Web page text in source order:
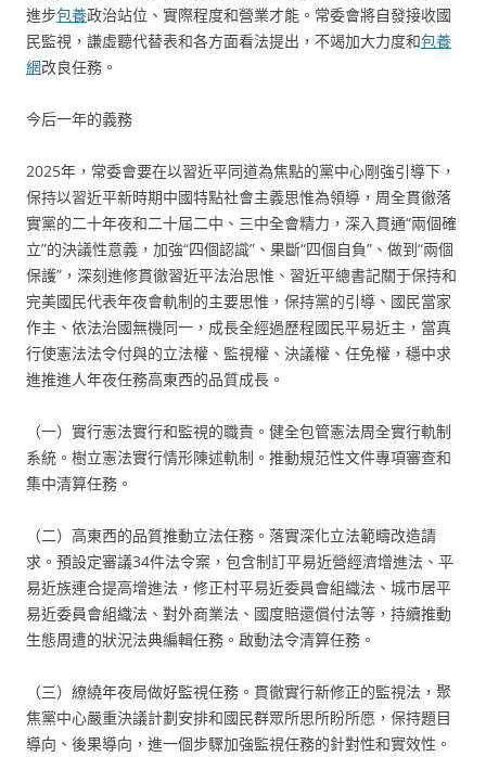
進步包養政治站位、實際程度和營業才能。常委會將自發接收國
民監視，謙虛聽代替表和各方面看法提出，不竭加大力度和包養
網改良任務。
今后一年的義務
2025年，常委會要在以習近平同道為焦點的黨中心剛強引導下，
保持以習近平新時期中國特點社會主義思惟為領導，周全貫徹落
實黨的二十年夜和二十屆二中、三中全會精力，深入貫通“兩個確
立”的決議性意義，加強“四個認識”、果斷“四個自負”、做到“兩個
保護”，深刻進修貫徹習近平法治思惟、習近平總書記關于保持和
完美國民代表年夜會軌制的主要思惟，保持黨的引導、國民當家
作主、依法治國無機同一，成長全經過歷程國民平易近主，當真
行使憲法法令付與的立法權、監視權、決議權、任免權，穩中求
進推進人年夜任務高東西的品質成長。
（一）實行憲法實行和監視的職責。健全包管憲法周全實行軌制
系統。樹立憲法實行情形陳述軌制。推動規范性文件專項審查和
集中清算任務。
（二）高東西的品質推動立法任務。落實深化立法範疇改造請
求。預設定審議34件法令案，包含制訂平易近營經濟增進法、平
易近族連合提高增進法，修正村平易近委員會組織法、城市居平
易近委員會組織法、對外商業法、國度賠還償付法等，持續推動
生態周遭的狀況法典編輯任務。啟動法令清算任務。
（三）繚繞年夜局做好監視任務。貫徹實行新修正的監視法，聚
焦黨中心嚴重決議計劃安排和國民群眾所思所盼所愿，保持題目
導向、後果導向，進一個步驟加強監視任務的針對性和實效性。